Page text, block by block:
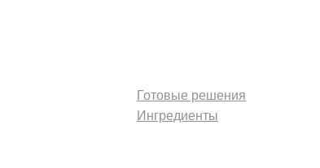
Готовые решения
Ингредиенты